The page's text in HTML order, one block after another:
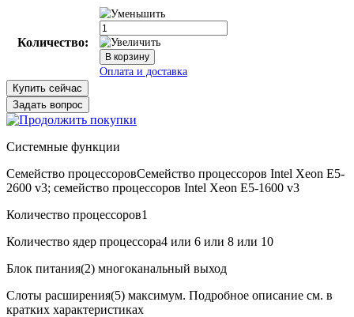
Количество:
В корзину
Оплата и доставка
Купить сейчас
Задать вопрос
Системные функции
Семейство процессоровСемейство процессоров Intel Xeon E5-
2600 v3; семейство процессоров Intel Xeon E5-1600 v3
Количество процессоров1
Количество ядер процессора4 или 6 или 8 или 10
Блок питания(2) многоканальный выход
Слоты расширения(5) максимум. Подробное описание см. в
кратких характеристиках